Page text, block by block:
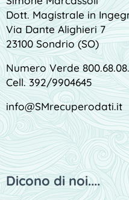
Dott. Magistrale in
Via Dante Alighieri 7
23100 Sondrio (SO)
Numero Verde
Cell. 392/9904645
info@SMrecuperodati.it
Dicono di noi....